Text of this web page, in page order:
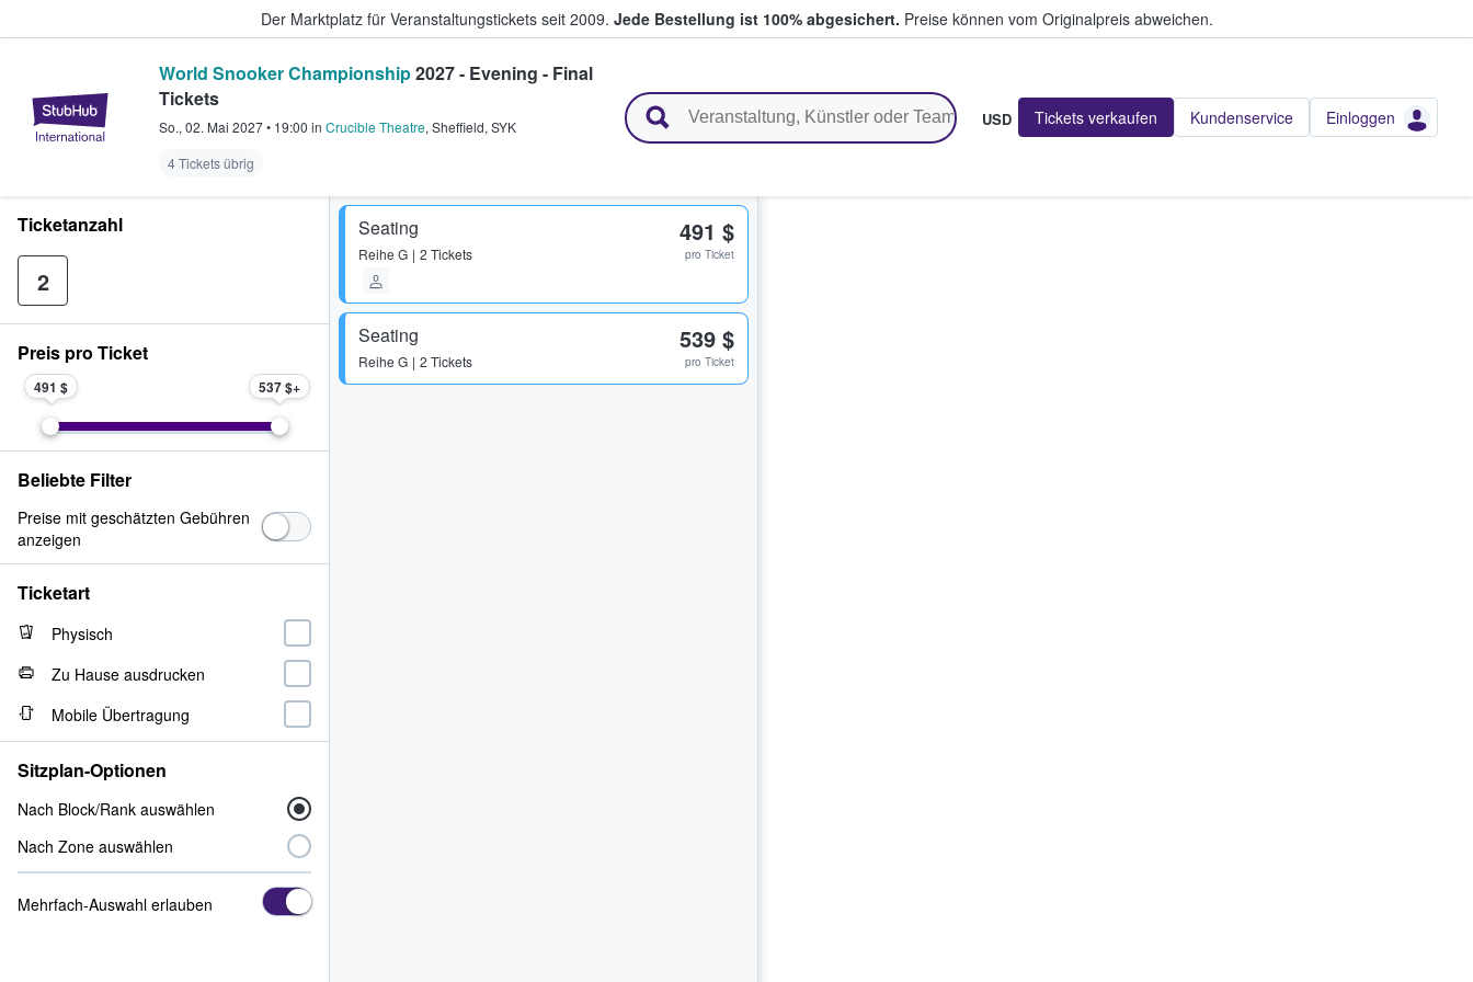
Der Marktplatz für Veranstaltungstickets seit 2009. Jede Bestellung ist 100% abgesichert. Preise können vom Originalpreis abweichen.
StubHub - Wo Fans Tickets kaufen & verkaufen
World Snooker Championship2027 - Evening - Final
Tickets
So., 02. Mai 2027• 19:00 in Crucible Theatre, Sheffield, SYK
4 Tickets übrig
USD Tickets verkaufen Kundenservice Einloggen
Seating
Reihe G 2 Tickets
491 $
pro Ticket
Seating
Reihe G 2 Tickets
539 $
pro Ticket
Ticketanzahl
2
Preis pro Ticket
491 $ 537 $
Beliebte Filter
Preise mit geschätzten Gebühren
anzeigen
Ticketart
Physisch
Zu Hause ausdrucken
Mobile Übertragung
Sitzplan-Optionen
Nach Block/Rank auswählen
Nach Zone auswählen
Mehrfach-Auswahl erlauben